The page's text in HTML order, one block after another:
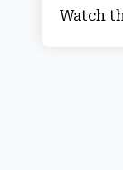
Watch